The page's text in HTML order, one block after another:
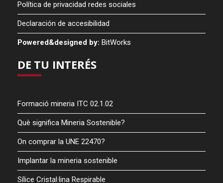
Política de privacidad redes sociales
Declaración de accesibilidad
Powered&designed by: BitWorks
DE TU INTERÉS
Formació mineria ITC 02.1.02
Què significa Mineria Sostenible?
On comprar la UNE 22470?
Implantar la mineria sostenible
Sílice Cristal·lina Respirable